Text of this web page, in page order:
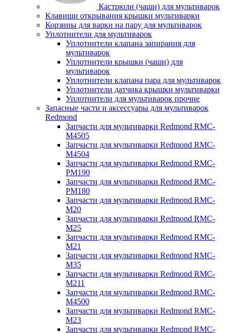
Кастрюли (чаши) для мультиварок
Клавиши открывания крышки мультиварки
Корзины для варки на пару для мультиварок
Уплотнители для мультиварок
Уплотнители клапана запирания для
мультиварок
Уплотнители крышки (чаши) для
мультиварок
Уплотнители клапана пара для мультиварок
Уплотнители датчика крышки мультиварки
Уплотнители для мультиварок прочие
Запасные части и аксессуары для мультиварок
Redmond
Запчасти для мультиварки Redmond RMC-
M4505
Запчасти для мультиварки Redmond RMC-
M4504
Запчасти для мультиварки Redmond RMC-
PM190
Запчасти для мультиварки Redmond RMC-
PM180
Запчасти для мультиварки Redmond RMC-
M20
Запчасти для мультиварки Redmond RMC-
M25
Запчасти для мультиварки Redmond RMC-
M21
Запчасти для мультиварки Redmond RMC-
M35
Запчасти для мультиварки Redmond RMC-
M211
Запчасти для мультиварки Redmond RMC-
M4500
Запчасти для мультиварки Redmond RMC-
M23
Запчасти для мультиварки Redmond RMC-